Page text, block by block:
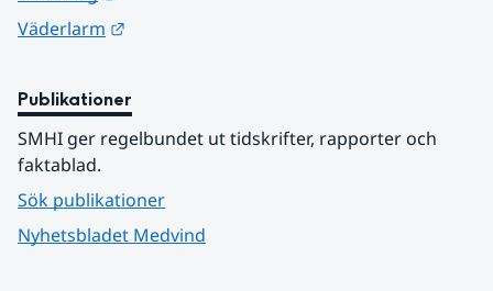
Väderlarm
Publikationer
SMHI ger regelbundet ut tidskrifter, rapporter och
faktablad.
Sök publikationer
Nyhetsbladet Medvind